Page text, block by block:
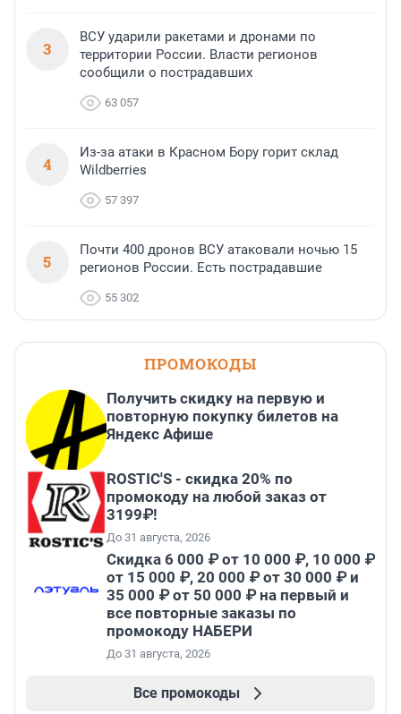
3
ВСУ ударили ракетами и дронами по
территории России. Власти регионов
сообщили о пострадавших
63 057
4
Из-за атаки в Красном Бору горит склад
Wildberries
57 397
5
Почти 400 дронов ВСУ атаковали ночью 15
регионов России. Есть пострадавшие
55 302
ПРОМОКОДЫ
Получить скидку на первую и
повторную покупку билетов на
Яндекс Афише
ROSTIC'S - скидка 20% по
промокоду на любой заказ от
3199₽!
До 31 августа, 2026
Скидка 6 000 ₽ от 10 000 ₽, 10 000 ₽
от 15 000 ₽, 20 000 ₽ от 30 000 ₽ и
35 000 ₽ от 50 000 ₽ на первый и
все повторные заказы по
промокоду НАБЕРИ
До 31 августа, 2026
Все промокоды